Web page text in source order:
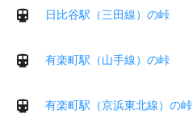
日比谷駅（三田線）の峠
有楽町駅（山手線）の峠
有楽町駅（京浜東北線）の峠